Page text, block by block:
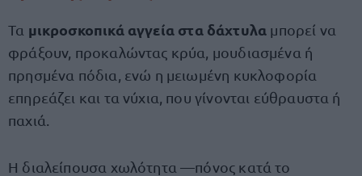
Τα μικροσκοπικά αγγεία στα δάχτυλα μπορεί να
φράξουν, προκαλώντας κρύα, μουδιασμένα ή
πρησμένα πόδια, ενώ η μειωμένη κυκλοφορία
επηρεάζει και τα νύχια, που γίνονται εύθραυστα ή
παχιά.
Η διαλείπουσα χωλότητα —πόνος κατά το